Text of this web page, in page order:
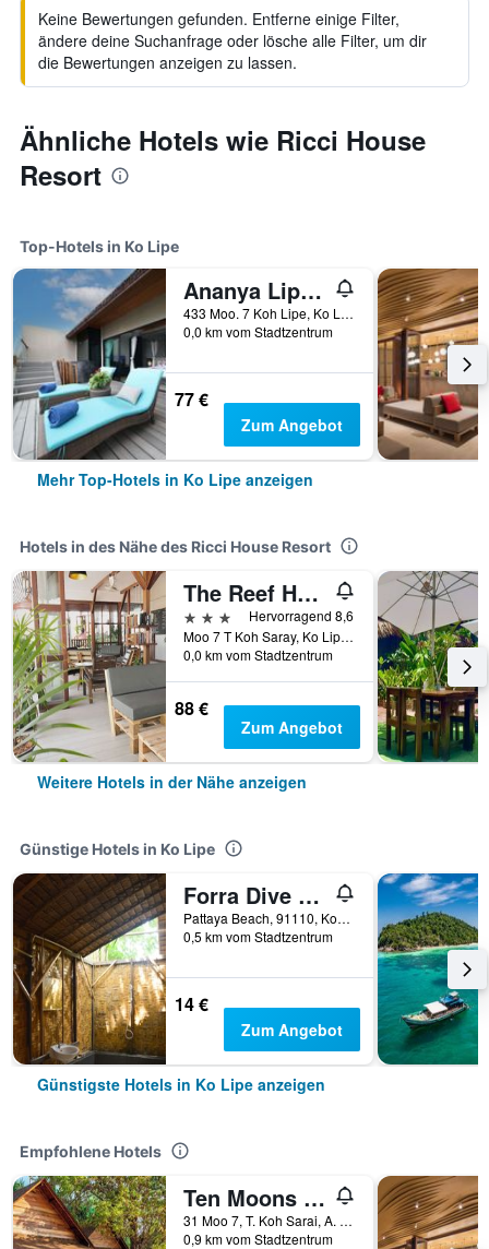
Keine Bewertungen gefunden. Entferne einige Filter,
ändere deine Suchanfrage oder lösche alle Filter, um dir
die Bewertungen anzeigen zu lassen.
Ähnliche Hotels wie Ricci House
Resort
Top-Hotels in Ko Lipe
Ananya Lipe Resort
433 Moo. 7 Koh Lipe, Ko Lipe, Thailand
0,0 km vom Stadtzentrum
77 €
Zum Angebot
Mehr Top-Hotels in Ko Lipe anzeigen
Hotels in des Nähe des Ricci House Resort
The Reef Hotel & Studios
3 Sterne
Hervorragend 8,6
Moo 7 T Koh Saray, Ko Lipe, Thailand
0,0 km vom Stadtzentrum
88 €
Zum Angebot
Weitere Hotels in der Nähe anzeigen
Günstige Hotels in Ko Lipe
Forra Dive Resort Pattaya Beach
Pattaya Beach, 91110, Koh Lipe, Thailand, Ko Lipe, Thailand
0,5 km vom Stadtzentrum
14 €
Zum Angebot
Günstigste Hotels in Ko Lipe anzeigen
Empfohlene Hotels
Ten Moons Lipe Resort
31 Moo 7, T. Koh Sarai, A. Muang, Ko Lipe, Thailand
0,9 km vom Stadtzentrum